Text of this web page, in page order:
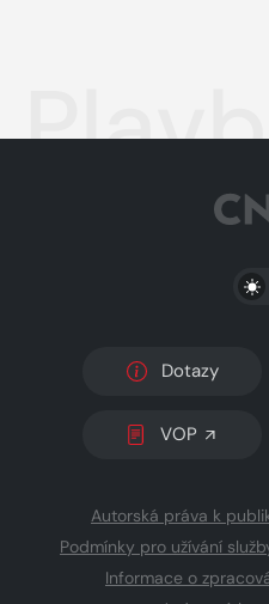
Dotazy
VOP
Autorská práva k
Podmínky pro užívání
Informace o